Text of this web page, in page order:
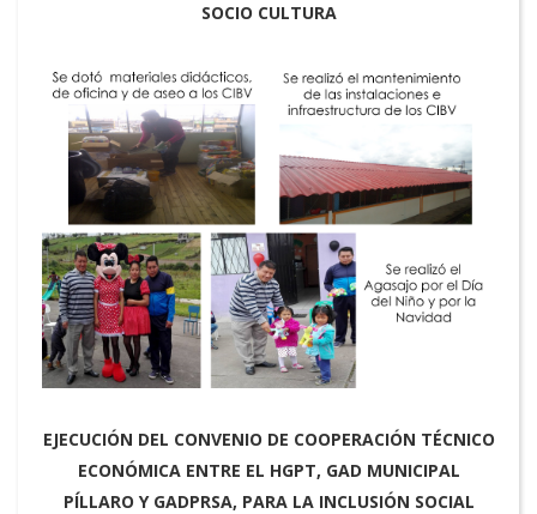
SOCIO CULTURA
EJECUCIÓN DEL CONVENIO DE COOPERACIÓN TÉCNICO
ECONÓMICA ENTRE EL HGPT, GAD MUNICIPAL
PÍLLARO Y GADPRSA, PARA LA INCLUSIÓN SOCIAL